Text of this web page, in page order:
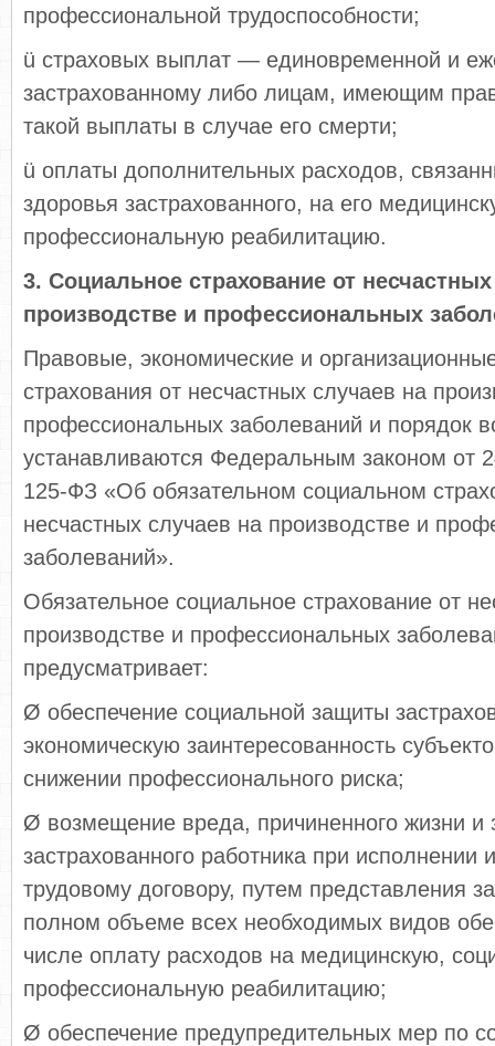
профессиональной трудоспособности;
ü страховых выплат — единовременной и
застрахованному либо лицам, имеющим
такой выплаты в случае его смерти;
ü оплаты дополнительных расходов,
здоровья застрахованного, на его
профессиональную реабилитацию.
3. Социальное страхование от
производстве и профессиональных
Правовые, экономические и
страхования от несчастных случаев на
профессиональных заболеваний и порядок
устанавливаются Федеральным законом от
125-ФЗ «Об обязательном социальном
несчастных случаев на производстве и
заболеваний».
Обязательное социальное страхование от
производстве и профессиональных
предусматривает:
Ø обеспечение социальной защиты
экономическую заинтересованность
снижении профессионального риска;
Ø возмещение вреда, причиненного жизни и
застрахованного работника при исполнении
трудовому договору, путем представления
полном объеме всех необходимых видов
числе оплату расходов на медицинскую,
профессиональную реабилитацию;
Ø обеспечение предупредительных мер по